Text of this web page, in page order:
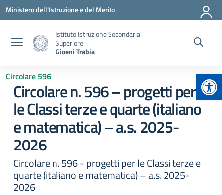
Vai ai contenuti
Vai al menu di navigazione
Vai al footer
Ministero dell'Istruzione e del Merito
Istituto Istruzione Secondaria
Superiore
Gioeni Trabia
Circolare 596
Circolare n. 596 – progetti per
le Classi terze e quarte (italiano
e matematica) – a.s. 2025-
2026
Circolare n. 596 - progetti per le Classi terze e
quarte (italiano e matematica) – a.s. 2025-
2026